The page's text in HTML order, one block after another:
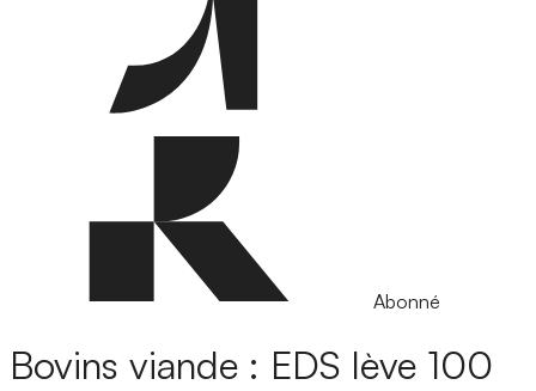
Abonné
Bovins viande : EDS lève 100